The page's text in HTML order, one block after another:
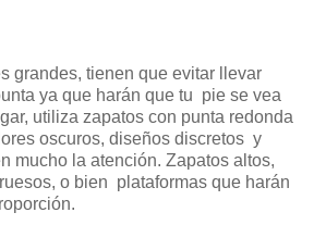
grandes, tienen que evitar llevar
ya que harán que tu pie se vea
utiliza zapatos con punta redonda
oscuros, diseños discretos y
mucho la atención. Zapatos altos,
o bien plataformas que harán